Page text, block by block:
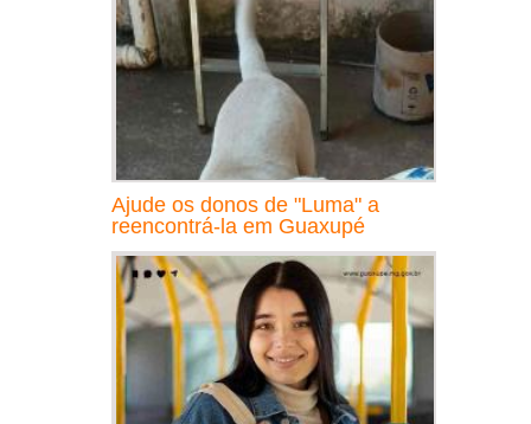
Ajude os donos de "Luma" a
reencontrá-la em Guaxupé